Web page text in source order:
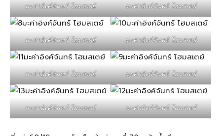
มะค่าอิงค์จันทร์ โฮมสเตย์ มะค่าอิงค์จันทร์ โฮมสเตย์
มะค่าอิงค์จันทร์ โฮมสเตย์ มะค่าอิงค์จันทร์ โฮมสเตย์
มะค่าอิงค์จันทร์ โฮมสเตย์ มะค่าอิงค์จันทร์ โฮมสเตย์
มะค่าอิงค์จันทร์ โฮมสเตย์ มะค่าอิงค์จันทร์ โฮมสเตย์